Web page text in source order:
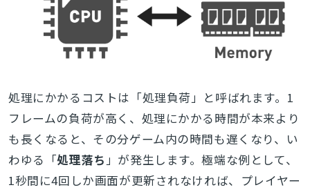
処理にかかるコストは「処理負荷」と呼ばれます。1
フレームの負荷が高く、処理にかかる時間が本来より
も長くなると、その分ゲーム内の時間も遅くなり、い
わゆる「処理落ち」が発生します。極端な例として、
1秒間に4回しか画面が更新されなければ、プレイヤー